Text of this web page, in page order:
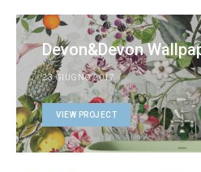
Devon&Devon
23 GIUGNO 2017
VIEW PROJECT